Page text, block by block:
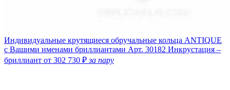
Индивидуальные крутящиеся обручальные кольца ANTIQUE
с Вашими именами бриллиантами Арт. 30182 Инкрустация –
бриллиант от 302 730 ₽за пару